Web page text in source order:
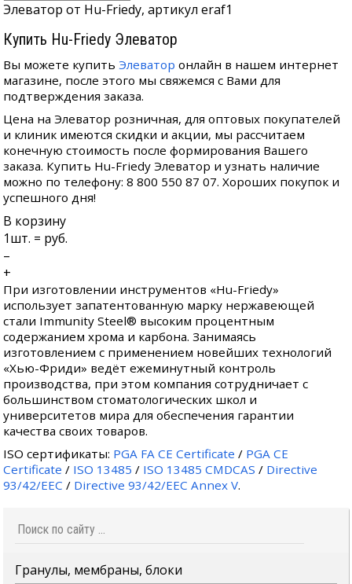
Элеватор от Hu-Friedy, артикул eraf1
Купить Hu-Friedy Элеватор
Вы можете купитьЭлеватор онлайн в нашем интернет
магазине, после этого мы свяжемся с Вами для
подтверждения заказа.
Цена на Элеватор розничная, для оптовых покупателей
и клиник имеются скидки и акции, мы рассчитаем
конечную стоимость после формирования Вашего
заказа. Купить Hu-Friedy Элеватор и узнать наличие
можно по телефону: 8 800 550 87 07. Хороших покупок и
успешного дня!
В корзину
1шт. = руб.
–
+
При изготовлении инструментов «Hu-Friedy»
использует запатентованную марку нержавеющей
стали Immunity Steel® высоким процентным
содержанием хрома и карбона. Занимаясь
изготовлением с применением новейших технологий
«Хью-Фриди» ведёт ежеминутный контроль
производства, при этом компания сотрудничает с
большинством стоматологических школ и
университетов мира для обеспечения гарантии
качества своих товаров.
ISO сертификаты: PGA FA CE Certificate / PGA CE
Certificate / ISO 13485 / ISO 13485 CMDCAS / Directive
93/42/EEC / Directive 93/42/EEC Annex V.
Гранулы, мембраны, блоки